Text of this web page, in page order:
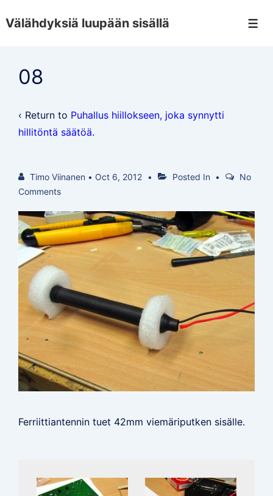
Skip
Content
Välähdyksiä luupään sisällä
08
‹ Return to Puhallus hiillokseen, joka synnytti
hillitöntä säätöä.
Timo Viinanen • Oct 6, 2012 Posted In
No
Comments
Ferriittiantennin tuet 42mm viemäriputken sisälle.